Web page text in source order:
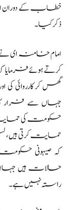
خطاب کے دوران
ذکر کیا۔
امام خامنہ ای
کرتے ہوئے
گھس کر کارروائی
جہاں سے فرار کا
حکومت کی
حمایت کرتی
کہ صیہونی
حالات ہیں
راستہ نہیں ہے۔